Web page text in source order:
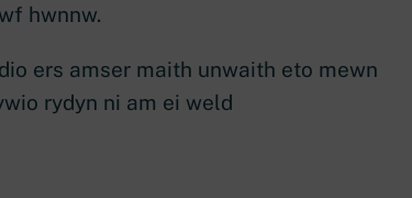
hwnnw.
ers amser maith unwaith eto mewn
rydyn ni am ei weld